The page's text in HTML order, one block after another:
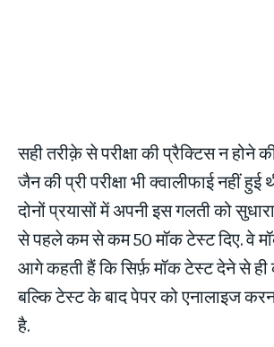
सही तरीक़े से परीक्षा की प्रैक्टिस न होने
जैन की प्री परीक्षा भी क्वालीफाई नहीं
दोनों प्रयासों में अपनी इस गलती को
से पहले कम से कम 50 मॉक टेस्ट दिए. वे
आगे कहती हैं कि सिर्फ़ मॉक टेस्ट देने से ही
बल्कि टेस्ट के बाद पेपर को एनालाइज
है.